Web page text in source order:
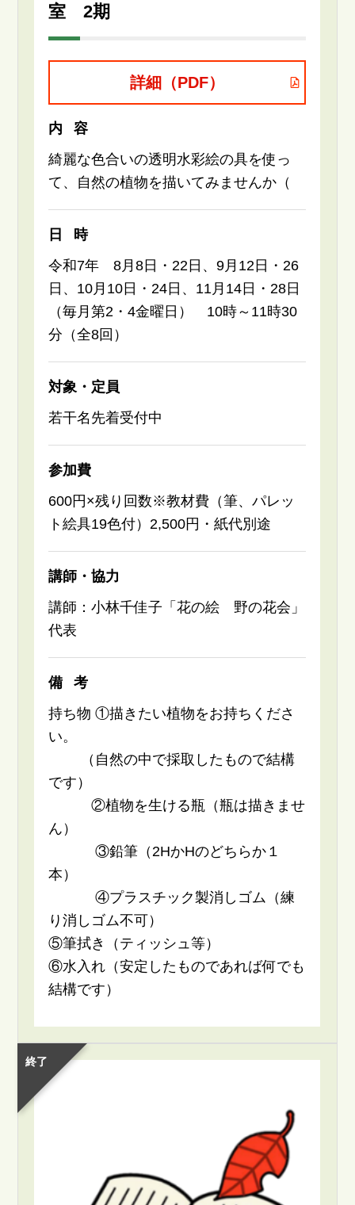
室 2期
詳細（PDF）
内容
綺麗な色合いの透明水彩絵の具を使っ
て、自然の植物を描いてみませんか（
日時
令和7年 8月8日・22日、9月12日・26
日、10月10日・24日、11月14日・28日
（毎月第2・4金曜日） 10時～11時30
分（全8回）
対象・定員
若干名先着受付中
参加費
600円×残り回数※教材費（筆、パレッ
ト絵具19色付）2,500円・紙代別途
講師・協力
講師：小林千佳子「花の絵 野の花会」
代表
備考
持ち物 ①描きたい植物をお持ちくださ
い。
（自然の中で採取したもので結構
です）
②植物を生ける瓶（瓶は描きませ
ん）
③鉛筆（2HかHのどちらか１
本）
④プラスチック製消しゴム（練
り消しゴム不可）
⑤筆拭き（ティッシュ等）
⑥水入れ（安定したものであれば何でも
結構です）
終了